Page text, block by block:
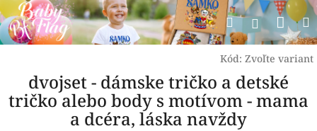
Prejsť
na
obsah
Hľadať
Kód: Zvoľte variant
dvojset - dámske tričko a detské
tričko alebo body s motívom - mama
a dcéra, láska navždy